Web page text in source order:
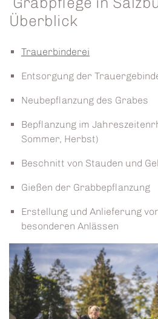
Überblick
Trauerbinderei
Entsorgung der
Neubepflanzung des Grabes
Bepflanzung im
Sommer, Herbst)
Beschnitt von Stauden und
Gießen der Grabbepflanzung
Erstellung und Anlieferung
besonderen Anlässen